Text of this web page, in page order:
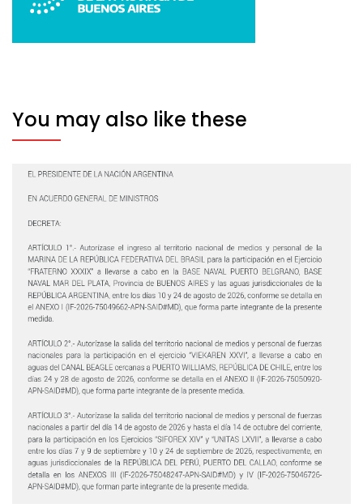
You may also like these